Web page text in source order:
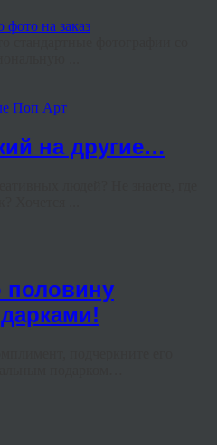
Поп Арт
на другие…
половину